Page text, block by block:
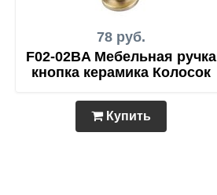
78 руб.
F02-02BA Мебельная ручка
кнопка керамика Колосок
Купить